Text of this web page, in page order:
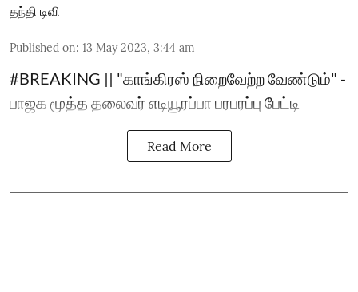
தந்தி டிவி
Published on: 13 May 2023, 3:44 am
#BREAKING || "காங்கிரஸ் நிறைவேற்ற வேண்டும்" -
பாஜக மூத்த தலைவர் எடியூரப்பா பரபரப்பு பேட்டி
Read More